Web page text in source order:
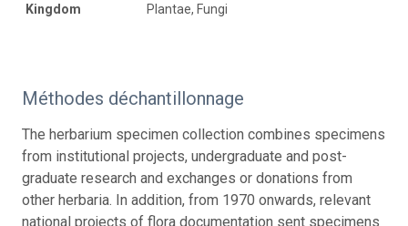
Kingdom Plantae, Fungi
Méthodes déchantillonnage
The herbarium specimen collection combines specimens
from institutional projects, undergraduate and post-
graduate research and exchanges or donations from
other herbaria. In addition, from 1970 onwards, relevant
national projects of flora documentation sent specimens